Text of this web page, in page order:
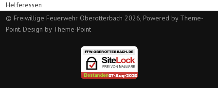
Helferessen
© Freiwillige Feuerwehr Oberotterbach 2026, Powered by Theme-
Point. Design by Theme-Point